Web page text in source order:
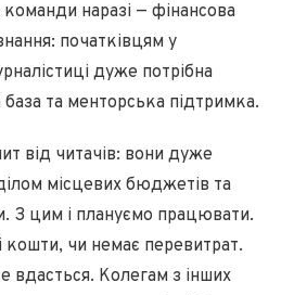
наразі — фінансова
початківцям у
дуже потрібна
та менторська підтримка.
від читачів: вони дуже
місцевих бюджетів та
З цим і плануємо працювати.
кошти, чи немає перевитрат.
вдасться. Колегам з інших